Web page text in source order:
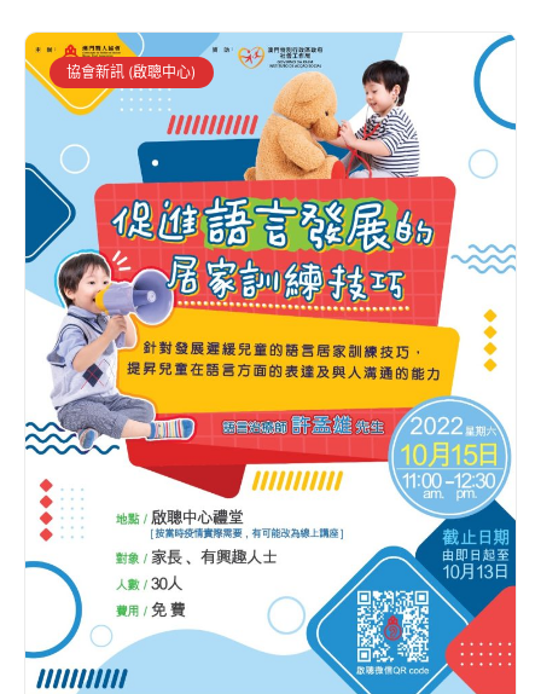
協會新訊 (啟聰中心)